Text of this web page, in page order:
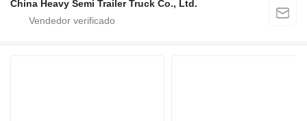
China Heavy Semi Trailer Truck Co., Ltd.